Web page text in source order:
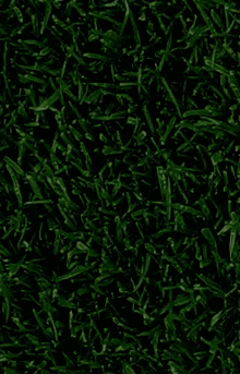
争，出自浦和红钻的日本门将引
铃木彩艳 巴黎圣日耳曼 帕
半程
、鹿岛鹿角、川崎前锋抓紧时间
日职联 J联赛夏窗
荣誉盘点
崎前锋等强队夺冠历程，回顾日